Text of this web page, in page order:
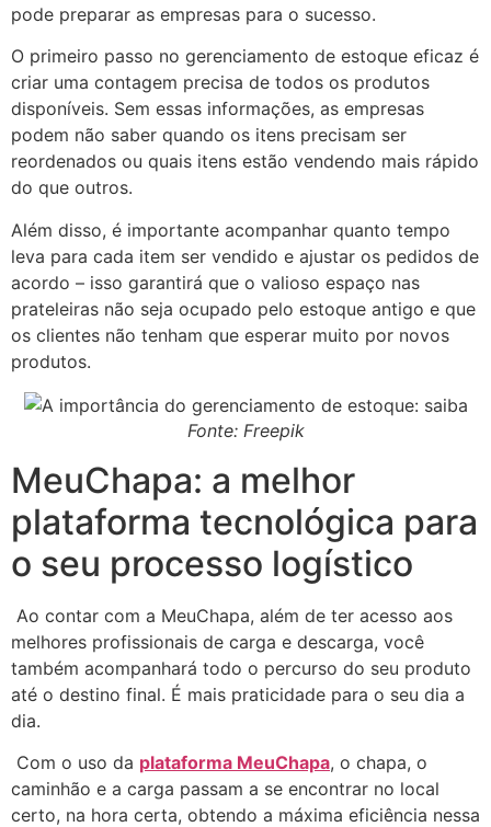
pode preparar as empresas para o sucesso.
O primeiro passo no gerenciamento de estoque eficaz é
criar uma contagem precisa de todos os produtos
disponíveis. Sem essas informações, as empresas
podem não saber quando os itens precisam ser
reordenados ou quais itens estão vendendo mais rápido
do que outros.
Além disso, é importante acompanhar quanto tempo
leva para cada item ser vendido e ajustar os pedidos de
acordo – isso garantirá que o valioso espaço nas
prateleiras não seja ocupado pelo estoque antigo e que
os clientes não tenham que esperar muito por novos
produtos.
Fonte: Freepik
MeuChapa: a melhor
plataforma tecnológica para
o seu processo logístico
Ao contar com a MeuChapa, além de ter acesso aos
melhores profissionais de carga e descarga, você
também acompanhará todo o percurso do seu produto
até o destino final. É mais praticidade para o seu dia a
dia.
Com o uso da plataforma MeuChapa, o chapa, o
caminhão e a carga passam a se encontrar no local
certo, na hora certa, obtendo a máxima eficiência nessa